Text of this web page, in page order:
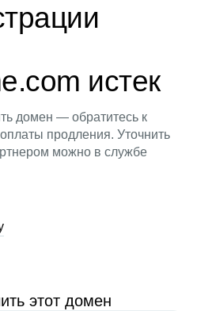
истек
домен — обратитесь к
продления. Уточнить
можно в службе
этот домен